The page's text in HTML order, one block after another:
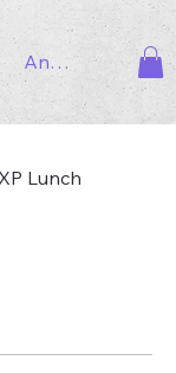
Anmelden
Lunch